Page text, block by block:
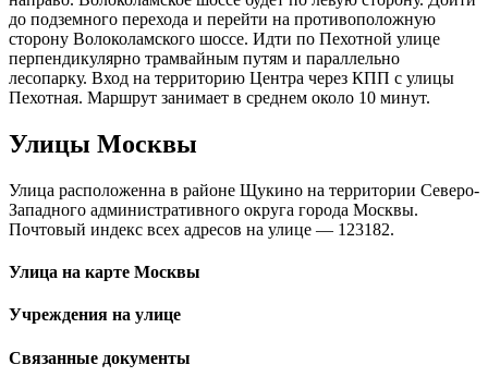
до подземного перехода и перейти на противоположную
сторону Волоколамского шоссе. Идти по Пехотной улице
перпендикулярно трамвайным путям и параллельно
лесопарку. Вход на территорию Центра через КПП с улицы
Пехотная. Маршрут занимает в среднем около 10 минут.
Улицы Москвы
Улица расположенна в районе Щукино на территории Северо-
Западного административного округа города Москвы.
Почтовый индекс всех адресов на улице — 123182.
Улица на карте Москвы
Учреждения на улице
Связанные документы